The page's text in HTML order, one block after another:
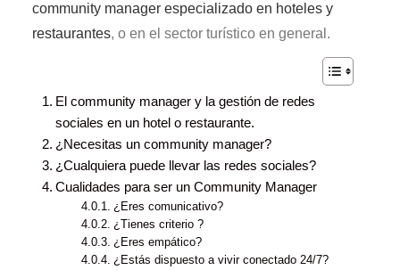
community manager especializado en hoteles y
restaurantes, o en el sector turístico en general.
El community manager y la gestión de redes
sociales en un hotel o restaurante.
¿Necesitas un community manager?
¿Cualquiera puede llevar las redes sociales?
Cualidades para ser un Community Manager
¿Eres comunicativo?
¿Tienes criterio ?
¿Eres empático?
¿Estás dispuesto a vivir conectado 24/7?